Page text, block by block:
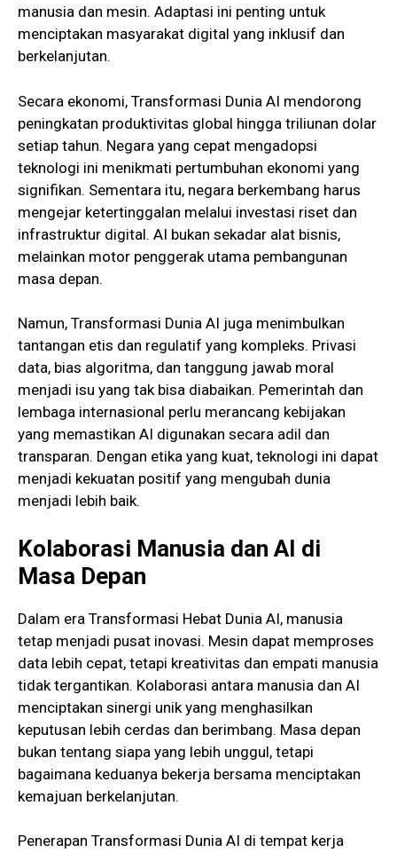
manusia dan mesin. Adaptasi ini penting untuk
menciptakan masyarakat digital yang inklusif dan
berkelanjutan.
Secara ekonomi, Transformasi Dunia AI mendorong
peningkatan produktivitas global hingga triliunan dolar
setiap tahun. Negara yang cepat mengadopsi
teknologi ini menikmati pertumbuhan ekonomi yang
signifikan. Sementara itu, negara berkembang harus
mengejar ketertinggalan melalui investasi riset dan
infrastruktur digital. AI bukan sekadar alat bisnis,
melainkan motor penggerak utama pembangunan
masa depan.
Namun, Transformasi Dunia AI juga menimbulkan
tantangan etis dan regulatif yang kompleks. Privasi
data, bias algoritma, dan tanggung jawab moral
menjadi isu yang tak bisa diabaikan. Pemerintah dan
lembaga internasional perlu merancang kebijakan
yang memastikan AI digunakan secara adil dan
transparan. Dengan etika yang kuat, teknologi ini dapat
menjadi kekuatan positif yang mengubah dunia
menjadi lebih baik.
Kolaborasi Manusia dan AI di
Masa Depan
Dalam era Transformasi Hebat Dunia AI, manusia
tetap menjadi pusat inovasi. Mesin dapat memproses
data lebih cepat, tetapi kreativitas dan empati manusia
tidak tergantikan. Kolaborasi antara manusia dan AI
menciptakan sinergi unik yang menghasilkan
keputusan lebih cerdas dan berimbang. Masa depan
bukan tentang siapa yang lebih unggul, tetapi
bagaimana keduanya bekerja bersama menciptakan
kemajuan berkelanjutan.
Penerapan Transformasi Dunia AI di tempat kerja